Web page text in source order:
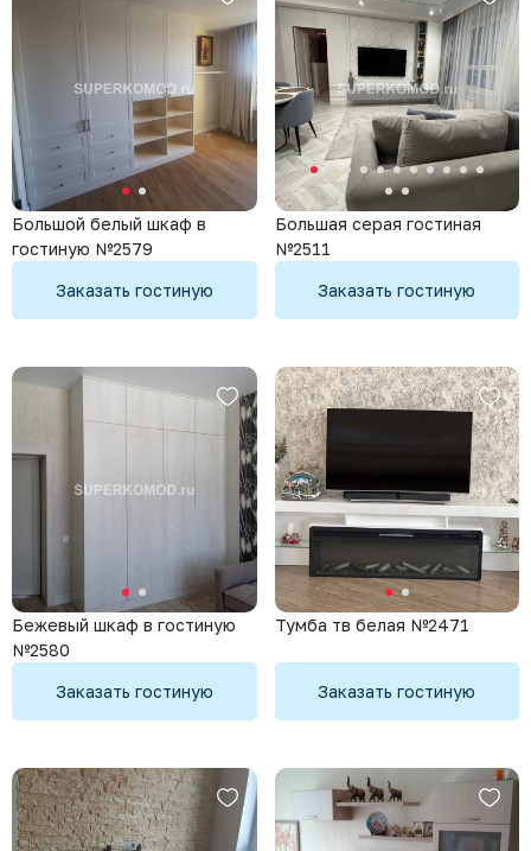
Большой белый шкаф в
гостиную №2579
Заказать гостиную
Большая серая гостиная
№2511
Заказать гостиную
Бежевый шкаф в гостиную
№2580
Заказать гостиную
Тумба тв белая №2471
Заказать гостиную